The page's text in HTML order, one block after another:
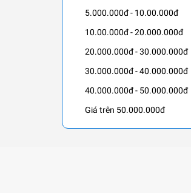
5.000.000đ - 10.00.000đ
10.00.000đ - 20.000.000đ
20.000.000đ - 30.000.000đ
30.000.000đ - 40.000.000đ
40.000.000đ - 50.000.000đ
Giá trên 50.000.000đ